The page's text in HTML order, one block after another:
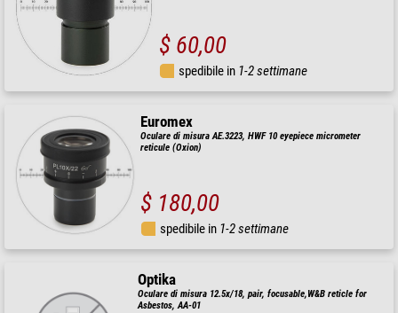
$ 60,00
spedibile in 1-2 settimane
Euromex
Oculare di misura AE.3223, HWF 10 eyepiece micrometer
reticule (Oxion)
$ 180,00
spedibile in 1-2 settimane
Optika
Oculare di misura 12.5x/18, pair, focusable,W&B reticle for
Asbestos, AA-01